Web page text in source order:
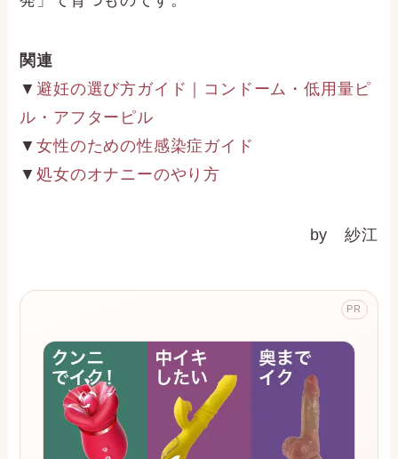
関連
▼避妊の選び方ガイド｜コンドーム・低用量ピ
ル・アフターピル
▼女性のための性感染症ガイド
▼処女のオナニーのやり方
by 紗江
PR